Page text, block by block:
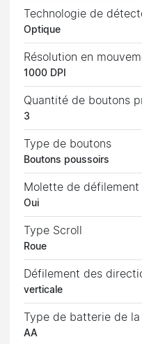
Technologie de
Optique
Résolution en
1000 DPI
Quantité de boutons
3
Type de boutons
Boutons poussoirs
Molette de défilement
Oui
Type Scroll
Roue
Défilement des
verticale
Type de batterie de
AA